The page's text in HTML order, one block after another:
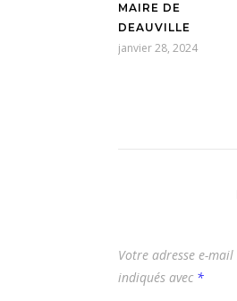
MAIRE DE
DEAUVILLE
janvier 28, 2024
Votre adresse e-
indiqués avec *